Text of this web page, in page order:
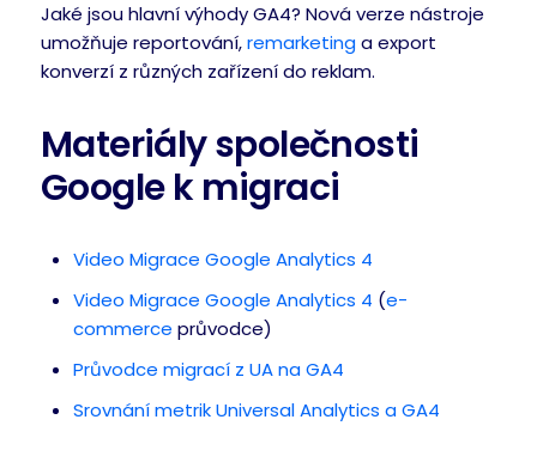
Jaké jsou hlavní výhody GA4? Nová verze nástroje
umožňuje reportování,remarketinga export
konverzí z různých zařízení do reklam.
Materiály společnosti
Google k migraci
Video Migrace Google Analytics 4
Video Migrace Google Analytics 4 (e-
commerce průvodce)
Průvodce migrací z UA na GA4
Srovnání metrik Universal Analytics a GA4